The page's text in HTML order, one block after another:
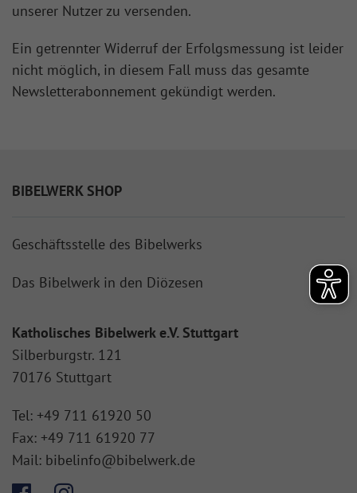
unserer Nutzer zu versenden.
Ein getrennter Widerruf der Erfolgsmessung ist leider
nicht möglich, in diesem Fall muss das gesamte
Newsletterabonnement gekündigt werden.
BIBELWERK SHOP
Geschäftsstelle des Bibelwerks
Das Bibelwerk in den Diözesen
Katholisches Bibelwerk e.V. Stuttgart
Silberburgstr. 121
70176 Stuttgart
Tel: +49 711 61920 50
Fax: +49 711 61920 77
Mail: bibelinfo@bibelwerk.de